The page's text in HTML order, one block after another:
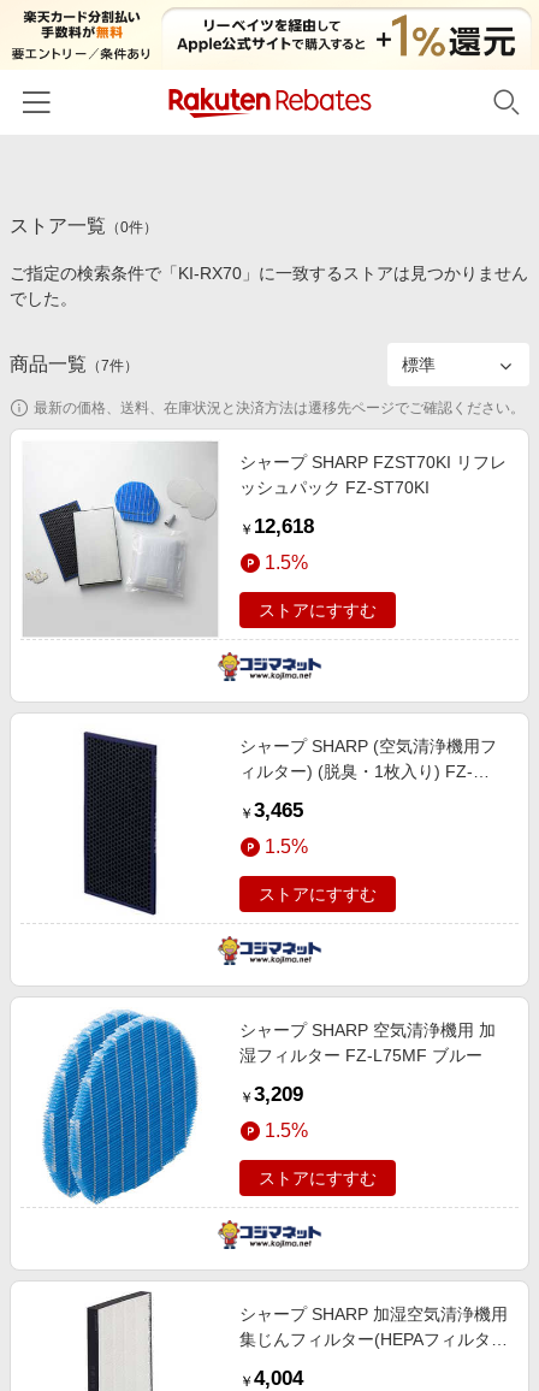
カテゴリー一覧
百貨店・総合ECモール
食品・スイーツ・お酒
コスメ・健康・医薬品
家電・PC・スマホ・カメラ
エンタメ
スポーツ・アウトドア・ゴルフ
インテリア・寝具
旅行・レジャー・ホテル予約
生活・お役立ち
金融・マネー・保険
デジタルコンテンツ
ビジネス・その他サービス
イベント一覧
初回購入者限定特典
対象ストア新規限定特典
新着ストアのご紹介
電子書籍特集
楽天ペイ導入ストア
楽天サービス特集
わくわく夏特集
50万ポイント山分けキャンペーン
Apple公式サイト×楽天カード分割払い
Samsung ボーナスキャンペーン
週末の高還元 夏の長期版
楽天IDでログイン/会員登録
ストア一覧 （0件）
ご指定の検索条件で「KI-RX70」に一致するストアは見つかりません
でした。
商品一覧 （7件）
最新の価格、送料、在庫状況と決済方法は遷移先ページでご確認ください。
シャープ SHARP FZST70KI リフレ
ッシュパック FZ-ST70KI
￥ 12,618
1.5%
ストアにすすむ
シャープ SHARP (空気清浄機用フ
ィルター) (脱臭・1枚入り) FZ-
￥ 3,465
1.5%
ストアにすすむ
シャープ SHARP 空気清浄機用 加
湿フィルター FZ-L75MF ブルー
￥ 3,209
1.5%
ストアにすすむ
シャープ SHARP 加湿空気清浄機用
集じんフィルター(HEPAフィルタ
￥ 4,004